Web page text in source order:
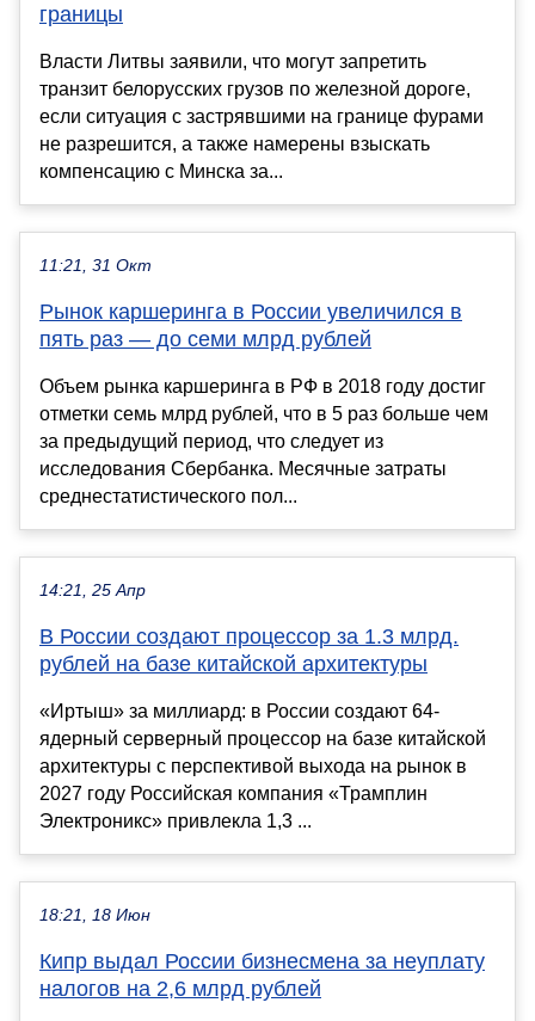
границы
Власти Литвы заявили, что могут запретить
транзит белорусских грузов по железной дороге,
если ситуация с застрявшими на границе фурами
не разрешится, а также намерены взыскать
компенсацию с Минска за...
11:21, 31 Окт
Рынок каршеринга в России увеличился в
пять раз — до семи млрд рублей
Объем рынка каршеринга в РФ в 2018 году достиг
отметки семь млрд рублей, что в 5 раз больше чем
за предыдущий период, что следует из
исследования Сбербанка. Месячные затраты
среднестатистического пол...
14:21, 25 Апр
В России создают процессор за 1.3 млрд.
рублей на базе китайской архитектуры
«Иртыш» за миллиард: в России создают 64-
ядерный серверный процессор на базе китайской
архитектуры с перспективой выхода на рынок в
2027 году Российская компания «Трамплин
Электроникс» привлекла 1,3 ...
18:21, 18 Июн
Кипр выдал России бизнесмена за неуплату
налогов на 2,6 млрд рублей